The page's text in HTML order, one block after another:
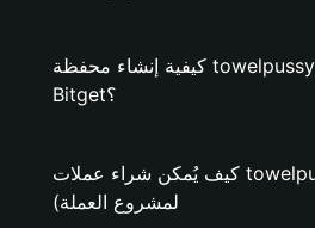
كيفية إنشاء محفظة towelpussy على محفظة
Bitget؟
كيف يُمكن شراء عملات towelpussy؟ (فقط
لمشروع العملة)